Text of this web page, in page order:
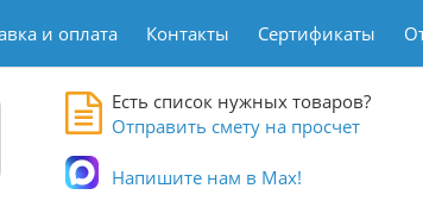
и оплата Контакты Сертификаты
Есть список нужных товаров?
Отправить смету на просчет
Напишите нам в Max!